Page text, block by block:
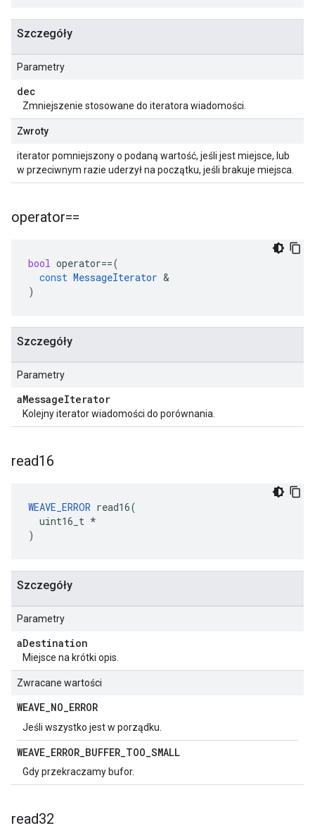
Szczegóły
Parametry
dec
Zmniejszenie stosowane do iteratora wiadomości.
Zwroty
iterator pomniejszony o podaną wartość, jeśli jest miejsce, lub
w przeciwnym razie uderzył na początku, jeśli brakuje miejsca.
operator==
bool operator==(
const MessageIterator &
)
Szczegóły
Parametry
aMessageIterator
Kolejny iterator wiadomości do porównania.
read16
WEAVE_ERROR read16(
  uint16_t *
)
Szczegóły
Parametry
aDestination
Miejsce na krótki opis.
Zwracane wartości
WEAVE_NO_ERROR
Jeśli wszystko jest w porządku.
WEAVE_ERROR_BUFFER_TOO_SMALL
Gdy przekraczamy bufor.
read32